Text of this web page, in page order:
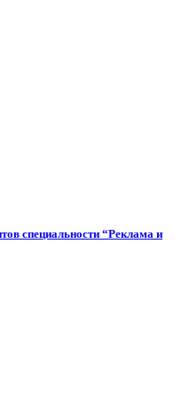
специальности “Реклама и